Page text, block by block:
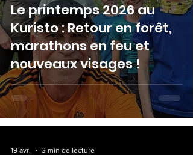
Le printemps 2026 au
Kuristo : Retour en forêt,
marathons en feu et
nouveaux visages !
19 avr. 3 min de lecture